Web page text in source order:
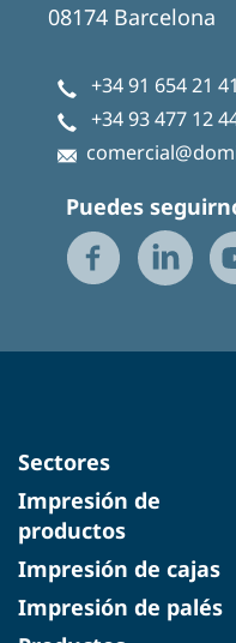
08174 Barcelona
+34 91 654 21 41
+34 93 477 12
Puedes
Sectores
Impresión de
productos
Impresión de cajas
Impresión de palés